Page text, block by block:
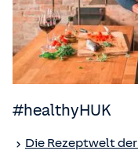
#healthyHUK
Die Rezeptwelt der